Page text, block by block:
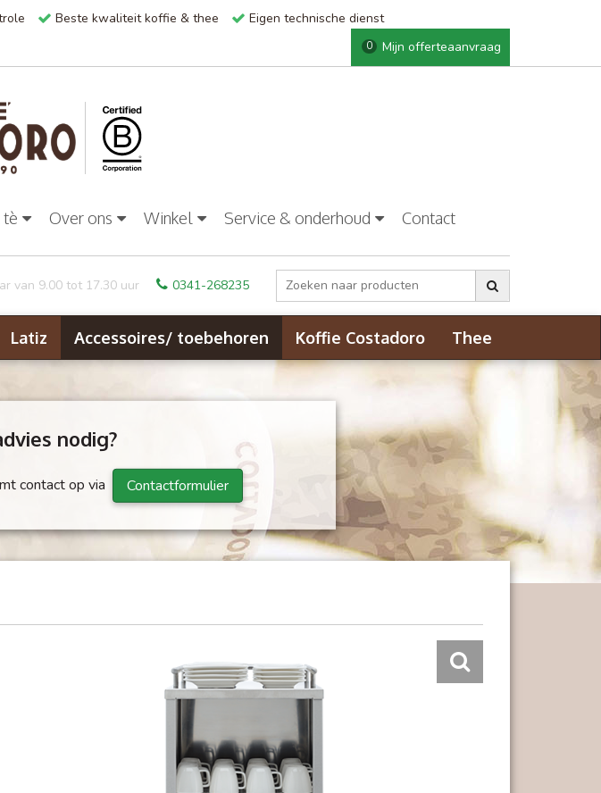
Beste kwaliteit koffie & thee Eigen technische dienst
0 Mijn offerteaanvraag
tè Over ons Winkel Service & onderhoud Contact
van 9.00 tot 17.30 uur 0341-268235
Latiz Accessoires/ toebehoren Koffie Costadoro Thee
nodig?
contact op via Contactformulier